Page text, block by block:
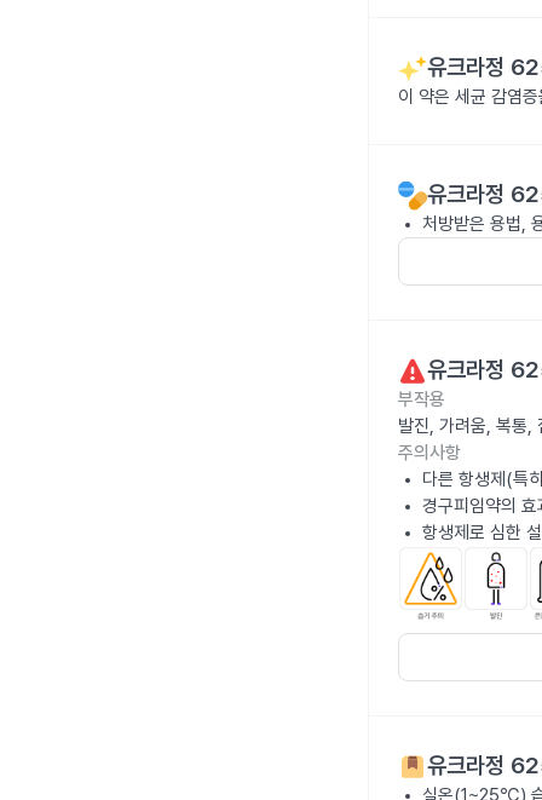
유크라정
이 약은 세균 감염
유크라정
처방받은 용법,
유크라정
부작용
발진, 가려움, 복통,
주의사항
다른 항생제(특
경구피임약의
항생제로 심한
유크라정
실온(1~25℃)